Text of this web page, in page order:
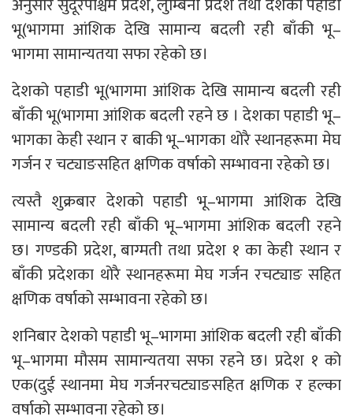
भू(भागमा आंशिक देखि सामान्य बदली रही बाँकी भू–
भागमा सामान्यतया सफा रहेको छ।
देशको पहाडी भू(भागमा आंशिक देखि सामान्य बदली रही
बाँकी भू(भागमा आंशिक बदली रहने छ । देशका पहाडी भू–
भागका केही स्थान र बाकी भू–भागका थोरै स्थानहरूमा मेघ
गर्जन र चट्याङसहित क्षणिक वर्षाको सम्भावना रहेको छ।
त्यस्तै शुक्रबार देशको पहाडी भू–भागमा आंशिक देखि
सामान्य बदली रही बाँकी भू–भागमा आंशिक बदली रहने
छ। गण्डकी प्रदेश, बाग्मती तथा प्रदेश १ का केही स्थान र
बाँकी प्रदेशका थोरै स्थानहरूमा मेघ गर्जन रचट्याङ सहित
क्षणिक वर्षाको सम्भावना रहेको छ।
शनिबार देशको पहाडी भू–भागमा आंशिक बदली रही बाँकी
भू–भागमा मौसम सामान्यतया सफा रहने छ। प्रदेश १ को
एक(दुई स्थानमा मेघ गर्जनरचट्याङसहित क्षणिक र हल्का
वर्षाको सम्भावना रहेको छ।